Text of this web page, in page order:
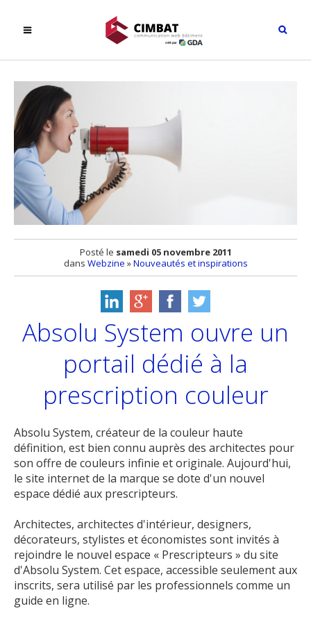
Posté le samedi 05 novembre 2011
dans Webzine »Nouveautés et inspirations
Absolu System ouvre un
portail dédié à la
prescription couleur
Absolu System, créateur de la couleur haute
définition, est bien connu auprès des architectes pour
son offre de couleurs infinie et originale. Aujourd'hui,
le site internet de la marque se dote d'un nouvel
espace dédié aux prescripteurs.
Architectes, architectes d'intérieur, designers,
décorateurs, stylistes et économistes sont invités à
rejoindre le nouvel espace « Prescripteurs » du site
d'Absolu System. Cet espace, accessible seulement aux
inscrits, sera utilisé par les professionnels comme un
guide en ligne.